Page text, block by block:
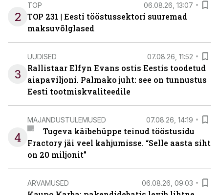
2
TOP 06.08.26, 13:07
TOP 231 | Eesti tööstussektori suuremad
maksuvõlglased
3
UUDISED 07.08.26, 11:52
Rallistaar Elfyn Evans ostis Eestis toodetud
aiapaviljoni. Palmako juht: see on tunnustus
Eesti tootmiskvaliteedile
4
MAJANDUSTULEMUSED 07.08.26, 14:19
Tugeva käibehüppe teinud tööstusidu
Fractory jäi veel kahjumisse. “Selle aasta siht
on 20 miljonit”
ARVAMUSED 06.08.26, 09:03